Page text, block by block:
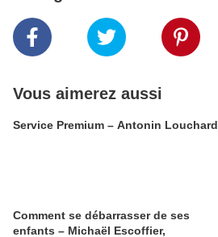
Vous aimerez aussi
Service Premium – Antonin Louchard
Comment se débarrasser de ses
enfants – Michaël Escoffier,